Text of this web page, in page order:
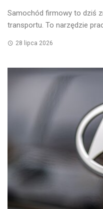
Samochód firmowy to dziś
transportu. To narzędzie
28 lipca 2026